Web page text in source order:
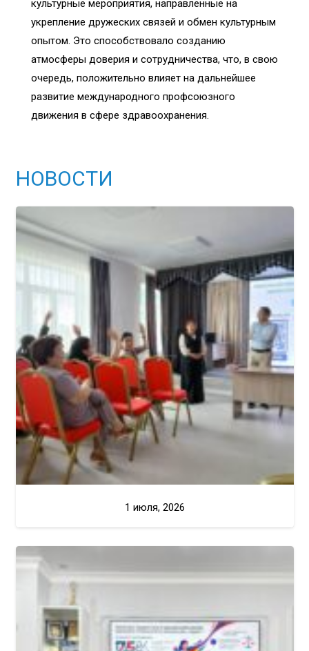
культурные мероприятия, направленные на
укрепление дружеских связей и обмен культурным
опытом. Это способствовало созданию
атмосферы доверия и сотрудничества, что, в свою
очередь, положительно влияет на дальнейшее
развитие международного профсоюзного
движения в сфере здравоохранения.
НОВОСТИ
1 июля, 2026